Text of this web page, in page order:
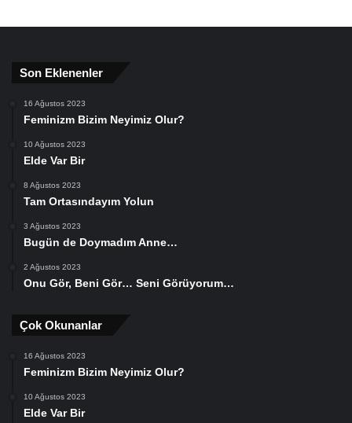
Son Eklenenler
16 Ağustos 2023
Feminizm Bizim Neyimiz Olur?
10 Ağustos 2023
Elde Var Bir
8 Ağustos 2023
Tam Ortasındayım Yolun
3 Ağustos 2023
Bugün de Doymadım Anne…
2 Ağustos 2023
Onu Gör, Beni Gör… Seni Görüyorum…
Çok Okunanlar
16 Ağustos 2023
Feminizm Bizim Neyimiz Olur?
10 Ağustos 2023
Elde Var Bir